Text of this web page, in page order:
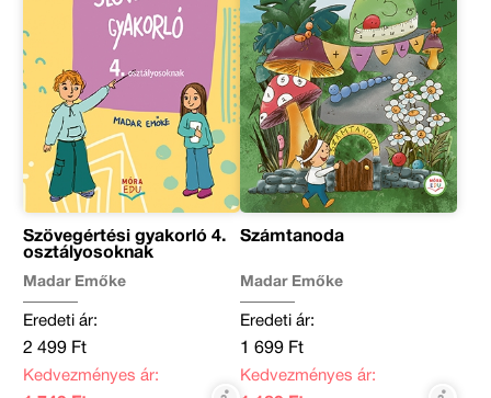
Szövegértési gyakorló 4.
osztályosoknak
Madar Emőke
Eredeti ár:
2 499 Ft
Kedvezményes ár:
Számtanoda
Madar Emőke
Eredeti ár:
1 699 Ft
Kedvezményes ár: